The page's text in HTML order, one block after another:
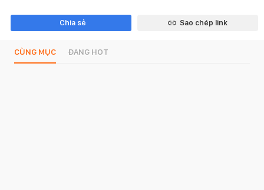
Chia sẻ Sao chép link
CÙNG MỤC ĐANG HOT